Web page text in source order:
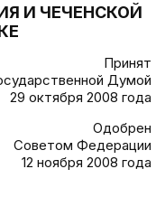
И ЧЕЧЕНСКОЙ
Принят
Думой
29 октября 2008 года
Одобрен
Советом Федерации
12 ноября 2008 года